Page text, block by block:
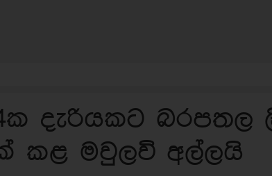
දැරියකට බරපතල
කළ මවුලවි අල්ලයි